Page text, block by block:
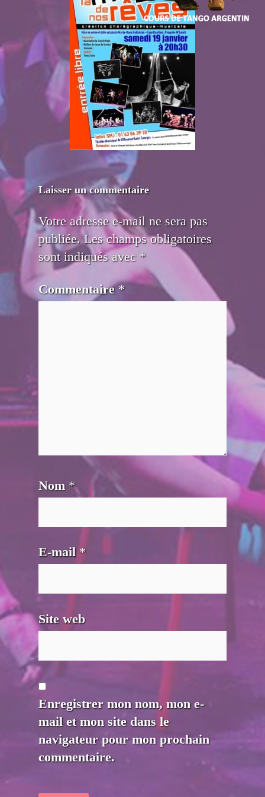
Laisser un commentaire
Votre adresse e-mail ne sera pas
publiée. Les champs obligatoires
sont indiqués avec *
Commentaire *
Nom *
E-mail*
Site web
Enregistrer mon nom, mon e-
mail et mon site dans le
navigateur pour mon prochain
commentaire.